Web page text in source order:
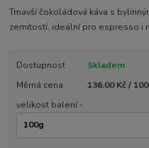
Tmavší čokoládová káva s
zemitostí, ideální pro espresso i
Dostupnost
Skladem
Měrná cena
136,00 Kč /
velikost balení -